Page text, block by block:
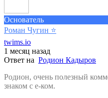
Основатель
Роман Чугин ⭐️
twims.io
1 месяц назад
Ответ на Родион Кадыров
Родион, очень полезный
знаком с е-ком.